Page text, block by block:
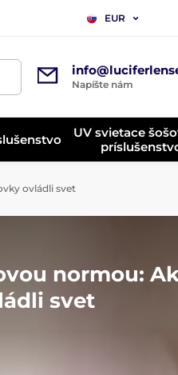
EUR
Napíšte nám
UV svietace
ovládli svet
normou:
svet